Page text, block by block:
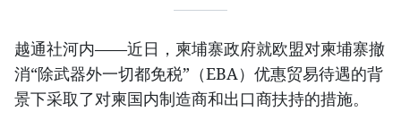
越通社河内——近日，柬埔寨政府就欧盟对柬埔寨撤
消“除武器外一切都免税”（EBA）优惠贸易待遇的背
景下采取了对柬国内制造商和出口商扶持的措施。